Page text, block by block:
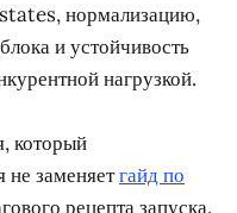
нормализацию,
и устойчивость
нагрузкой.
который
не заменяетгайд по
рецепта запуска.